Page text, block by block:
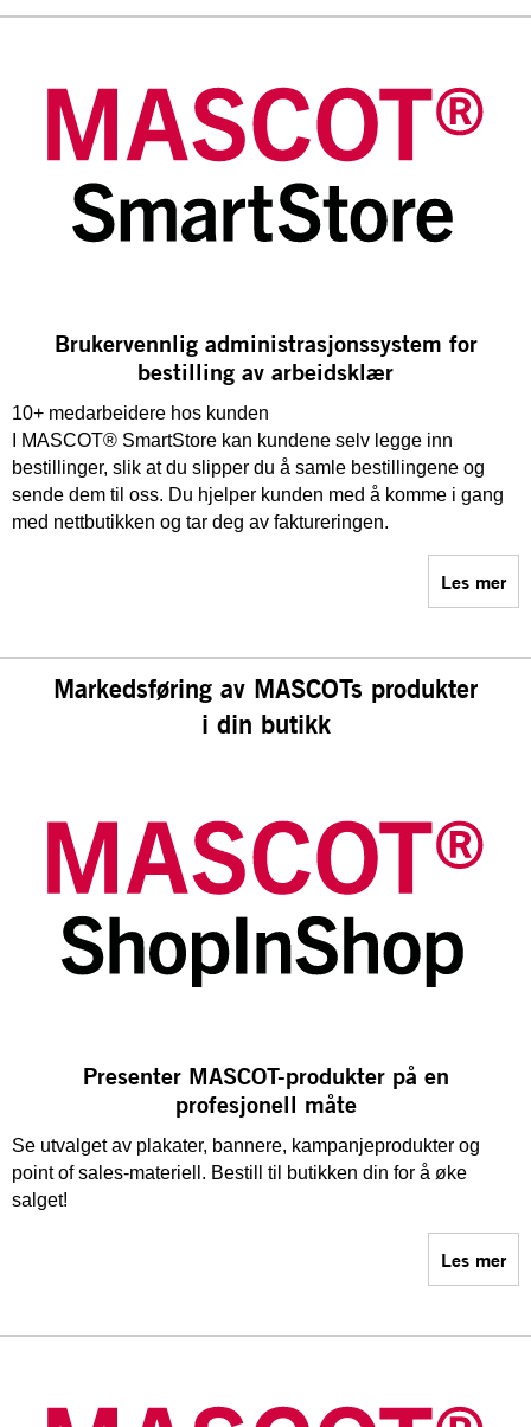
Brukervennlig administrasjonssystem for
bestilling av arbeidsklær
10+ medarbeidere hos kunden
I MASCOT® SmartStore kan kundene selv legge inn
bestillinger, slik at du slipper du å samle bestillingene og
sende dem til oss. Du hjelper kunden med å komme i gang
med nettbutikken og tar deg av faktureringen.
Les mer
Markedsføring av MASCOTs produkter
i din butikk
Presenter MASCOT-produkter på en
profesjonell måte
Se utvalget av plakater, bannere, kampanjeprodukter og
point of sales-materiell. Bestill til butikken din for å øke
salget!
Les mer